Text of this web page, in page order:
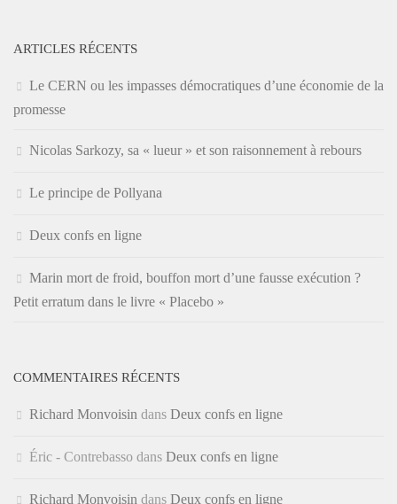
ARTICLES RÉCENTS
Le CERN ou les impasses démocratiques d’une économie de la
promesse
Nicolas Sarkozy, sa « lueur » et son raisonnement à rebours
Le principe de Pollyana
Deux confs en ligne
Marin mort de froid, bouffon mort d’une fausse exécution ?
Petit erratum dans le livre « Placebo »
COMMENTAIRES RÉCENTS
Richard Monvoisin dans Deux confs en ligne
Éric - Contrebasso dans Deux confs en ligne
Richard Monvoisin dans Deux confs en ligne